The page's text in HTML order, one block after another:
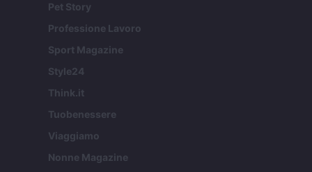
Pet Story
Professione Lavoro
Sport Magazine
Style24
Think.it
Tuobenessere
Viaggiamo
Nonne Magazine